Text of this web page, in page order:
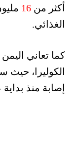
أكثر من 16
الغذائي.
كما تعاني
الكوليرا،
إصابة منذ بداية